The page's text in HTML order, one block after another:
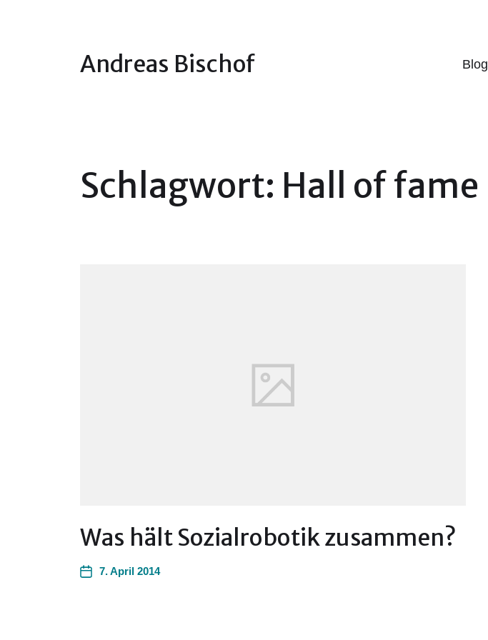
Andreas Bischof Blog
Schlagwort: Hall of fame
Was hält Sozialrobotik zusammen?
7. April 2014